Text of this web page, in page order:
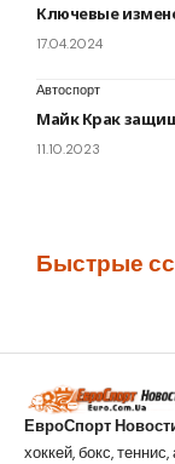
Ключевые
17.04.2024
Автоспорт
Майк Крак
11.10.2023
Быстрые
ЕвроСпорт
хоккей, бокс,